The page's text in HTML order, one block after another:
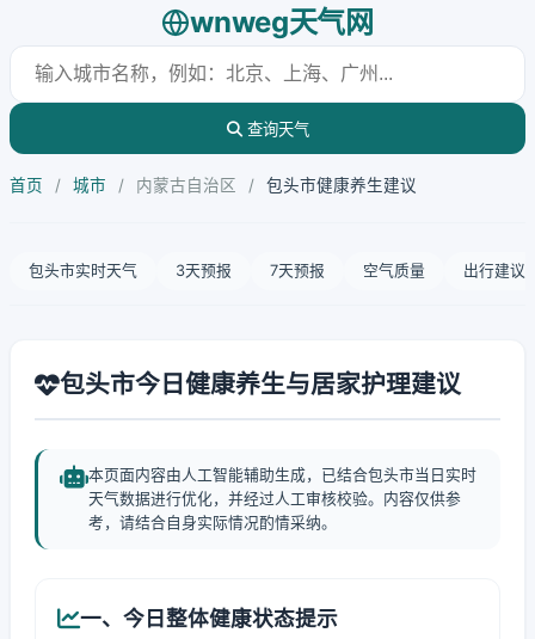
wnweg天气网
查询天气
首页 / 城市 / 内蒙古自治区 / 包头市健康养生建议
包头市实时天气 3天预报 7天预报 空气质量 出行建议
包头市今日健康养生与居家护理建议
本页面内容由人工智能辅助生成，已结合包头市当日实时
天气数据进行优化，并经过人工审核校验。内容仅供参
考，请结合自身实际情况酌情采纳。
一、今日整体健康状态提示